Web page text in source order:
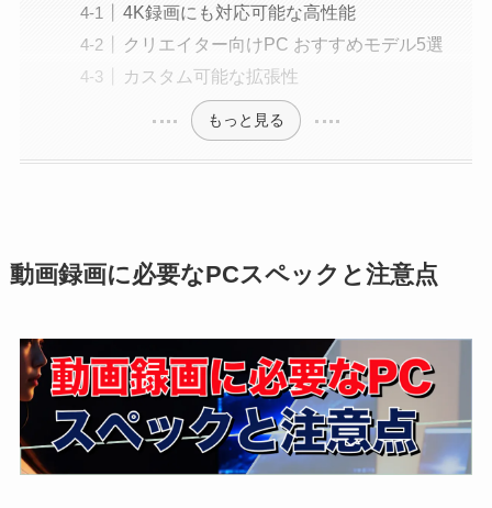
4K録画にも対応可能な高性能
クリエイター向けPC おすすめモデル5選
カスタム可能な拡張性
もっと見る
動画録画に必要なPCスペックと注意点